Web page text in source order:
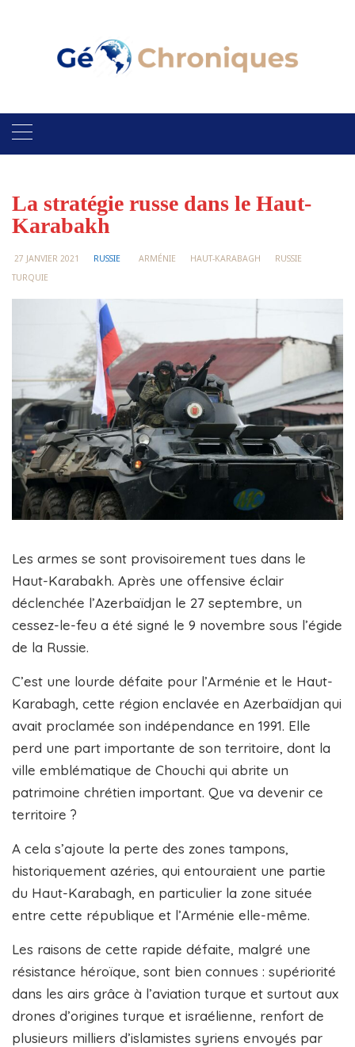
La stratégie russe dans le Haut-
Karabakh
27 JANVIER 2021 RUSSIE ARMÉNIE HAUT-KARABAGH
RUSSIE
TURQUIE
Les armes se sont provisoirement tues dans le
Haut-Karabakh. Après une offensive éclair
déclenchée l’Azerbaïdjan le 27 septembre, un
cessez-le-feu a été signé le 9 novembre sous l’égide
de la Russie.
C’est une lourde défaite pour l’Arménie et le Haut-
Karabagh, cette région enclavée en Azerbaïdjan qui
avait proclamée son indépendance en 1991. Elle
perd une part importante de son territoire, dont la
ville emblématique de Chouchi qui abrite un
patrimoine chrétien important. Que va devenir ce
territoire ?
A cela s’ajoute la perte des zones tampons,
historiquement azéries, qui entouraient une partie
du Haut-Karabagh, en particulier la zone située
entre cette république et l’Arménie elle-même.
Les raisons de cette rapide défaite, malgré une
résistance héroïque, sont bien connues : supériorité
dans les airs grâce à l’aviation turque et surtout aux
drones d’origines turque et israélienne, renfort de
plusieurs milliers d’islamistes syriens envoyés par